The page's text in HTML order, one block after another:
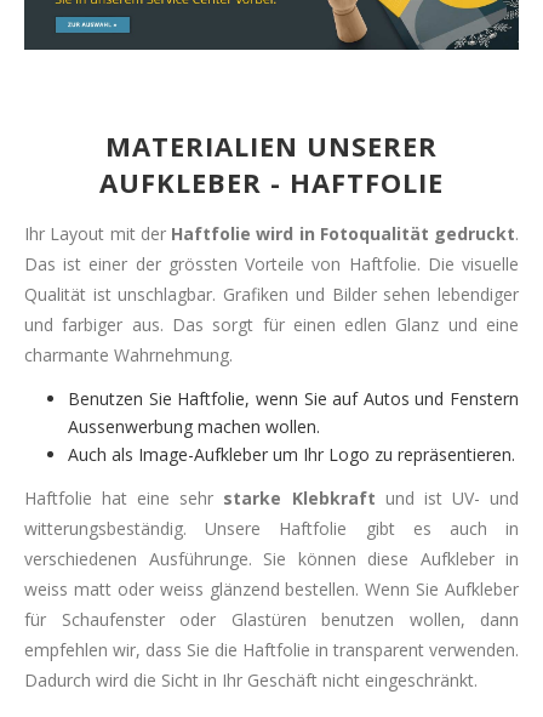
MATERIALIEN UNSERER
AUFKLEBER - HAFTFOLIE
Ihr Layout mit der Haftfolie wird in Fotoqualität gedruckt.
Das ist einer der grössten Vorteile von Haftfolie. Die visuelle
Qualität ist unschlagbar. Grafiken und Bilder sehen lebendiger
und farbiger aus. Das sorgt für einen edlen Glanz und eine
charmante Wahrnehmung.
Benutzen Sie Haftfolie, wenn Sie auf Autos und Fenstern
Aussenwerbung machen wollen.
Auch als Image-Aufkleber um Ihr Logo zu repräsentieren.
Haftfolie hat eine sehr starke Klebkraft und ist UV- und
witterungsbeständig. Unsere Haftfolie gibt es auch in
verschiedenen Ausführunge. Sie können diese Aufkleber in
weiss matt oder weiss glänzend bestellen. Wenn Sie Aufkleber
für Schaufenster oder Glastüren benutzen wollen, dann
empfehlen wir, dass Sie die Haftfolie in transparent verwenden.
Dadurch wird die Sicht in Ihr Geschäft nicht eingeschränkt.